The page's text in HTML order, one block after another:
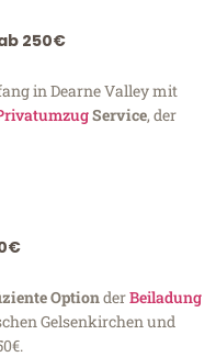
250€
in Dearne Valley mit
Service, der
OptionderBeiladung
Gelsenkirchen und